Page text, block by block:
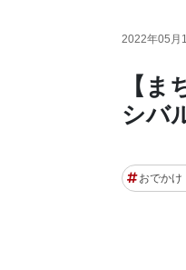
2022年05月
【
シバ
おでかけ